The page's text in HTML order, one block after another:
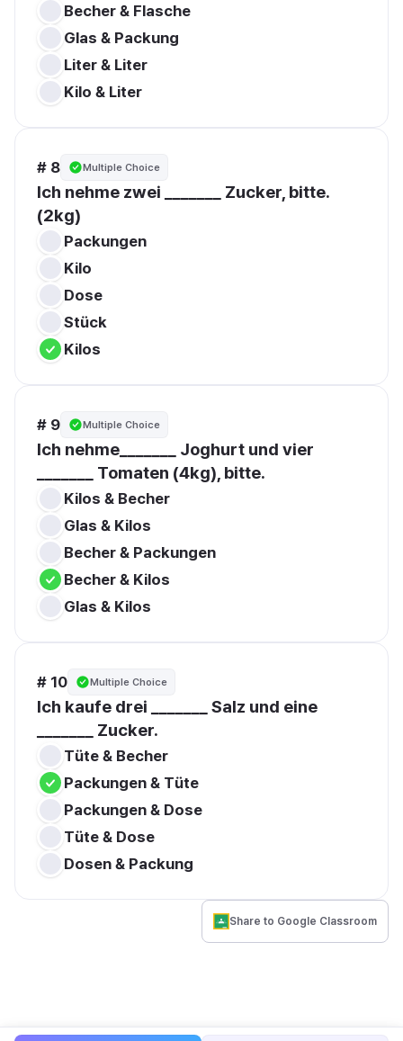
Becher & Flasche
Glas & Packung
Liter & Liter
Kilo & Liter
# 8 Multiple Choice
Ich nehme zwei _______ Zucker, bitte.
(2kg)
Packungen
Kilo
Dose
Stück
Kilos
# 9 Multiple Choice
Ich nehme_______ Joghurt und vier
_______ Tomaten (4kg), bitte.
Kilos & Becher
Glas & Kilos
Becher & Packungen
Becher & Kilos
Glas & Kilos
# 10 Multiple Choice
Ich kaufe drei _______ Salz und eine
_______ Zucker.
Tüte & Becher
Packungen & Tüte
Packungen & Dose
Tüte & Dose
Dosen & Packung
Share to Google Classroom